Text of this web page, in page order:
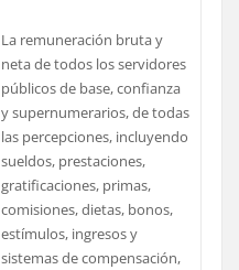
La remuneración bruta y
neta de todos los servidores
públicos de base, confianza
y supernumerarios, de todas
las percepciones, incluyendo
sueldos, prestaciones,
gratificaciones, primas,
comisiones, dietas, bonos,
estímulos, ingresos y
sistemas de compensación,